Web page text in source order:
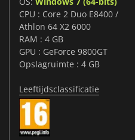
CPU : Core 2 Duo E8400 /
Athlon 64 X2 6000
RAM : 4 GB
GPU : GeForce 9800GT
Opslagruimte : 4 GB
Leeftijdsclassificatie